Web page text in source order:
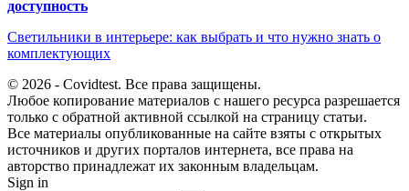
доступность
Светильники в интерьере: как выбрать и что нужно знать о
комплектующих
© 2026 - Covidtest. Все права защищены.
Любое копирование материалов с нашего ресурса разрешается
только с обратной активной ссылкой на страницу статьи.
Все материалы опубликованные на сайте взяты с открытых
источников и других порталов интернета, все права на
авторство принадлежат их законным владельцам.
Sign in